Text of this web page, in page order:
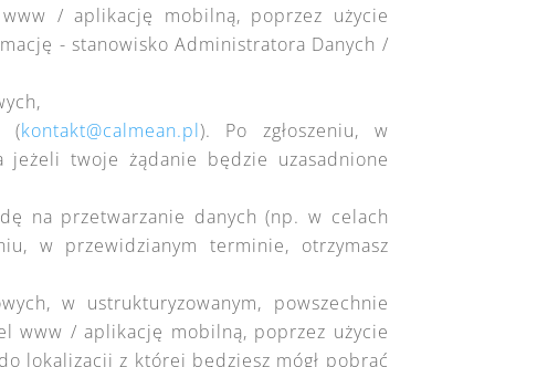
/ aplikację mobilną, poprzez użycie
- stanowisko Administratora Danych /
(kontakt@calmean.pl). Po zgłoszeniu, w
jeżeli twoje żądanie będzie uzasadnione
na przetwarzanie danych (np. w celach
w przewidzianym terminie, otrzymasz
w ustrukturyzowanym, powszechnie
www / aplikację mobilną, poprzez użycie
lokalizacji z której będziesz mógł pobrać